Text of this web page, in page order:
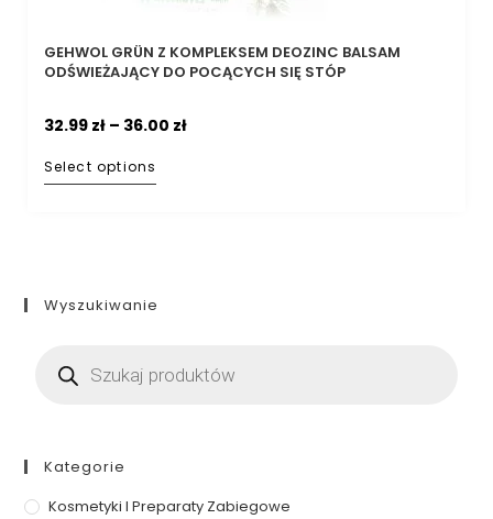
GEHWOL GRÜN Z KOMPLEKSEM DEOZINC BALSAM
ODŚWIEŻAJĄCY DO POCĄCYCH SIĘ STÓP
32.99 zł– 36.00 zł
Select options
Wyszukiwanie
Kategorie
Kosmetyki I Preparaty Zabiegowe